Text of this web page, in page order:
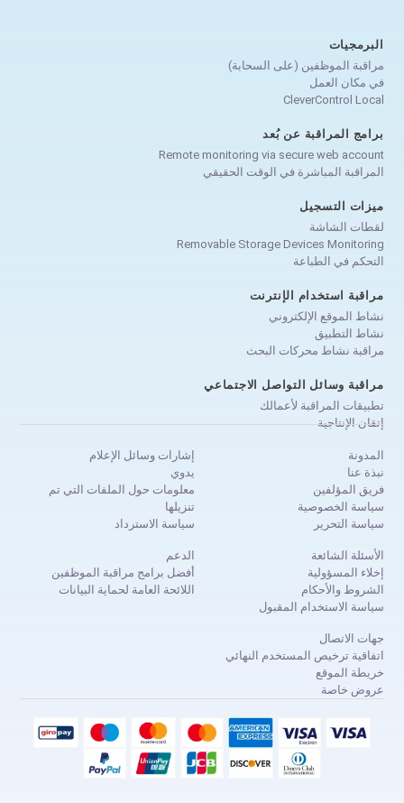
البرمجيات
مراقبة الموظفين (على السحابة)
في مكان العمل
CleverControl Local
برامج المراقبة عن بُعد
Remote monitoring via secure web account
المراقبة المباشرة في الوقت الحقيقي
ميزات التسجيل
لقطات الشاشة
Removable Storage Devices Monitoring
التحكم في الطباعة
مراقبة استخدام الإنترنت
نشاط الموقع الإلكتروني
نشاط التطبيق
مراقبة نشاط محركات البحث
مراقبة وسائل التواصل الاجتماعي
تطبيقات المراقبة لأعمالك
إتقان الإنتاجية
المدونة
نبذة عنا
فريق المؤلفين
سياسة الخصوصية
سياسة التحرير
إشارات وسائل الإعلام
يدوي
معلومات حول الملفات التي تم
تنزيلها
سياسة الاسترداد
الأسئلة الشائعة
إخلاء المسؤولية
الشروط والأحكام
سياسة الاستخدام المقبول
الدعم
أفضل برامج مراقبة الموظفين
اللائحة العامة لحماية البيانات
جهات الاتصال
اتفاقية ترخيص المستخدم النهائي
خريطة الموقع
عروض خاصة